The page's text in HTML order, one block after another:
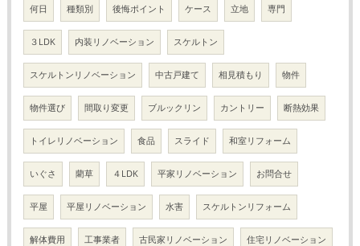
何日 種類別 後悔ポイント ケース 立地 専門
３LDK 内装リノベーション スケルトン
スケルトンリノベーション 中古戸建て 相見積もり 物件
物件選び 間取り変更 ブルックリン カントリー 断熱効果
トイレリノベーション 食品 スライド 和室リフォーム
いぐさ 藺草 ４LDK 平家リノベーション お問合せ
平屋 平屋リノベーション 水害 スケルトンリフォーム
解体費用 工事業者 古民家リノベーション 住宅リノベーション